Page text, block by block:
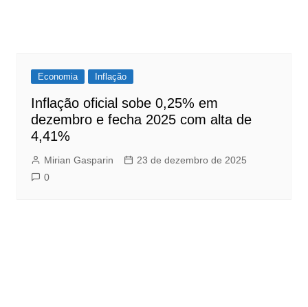
Economia Inflação
Inflação oficial sobe 0,25% em
dezembro e fecha 2025 com alta de
4,41%
Mirian Gasparin
23 de dezembro de 2025
0